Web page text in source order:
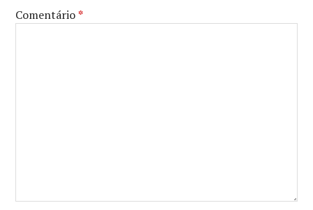
Comentário*